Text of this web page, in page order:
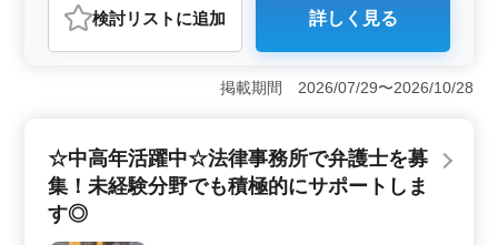
おすすめポイント
＜経験を活かせる環境＞ 離婚問題や交通事故、不動産
問題、遺言など多岐にわたる案件に対応していただきま
す。中高年が活躍する事務所で、今までの経験を存分に
す。週休2日制で、残業は少なめです。取手駅近くで、通
勤も便利な環境が整っています。 ＜福利厚生とサポ
ート＞ 社会保険完備のほか、個人案件の受任も可能で
す。弁護士費用は事務所が負担するため、安心して業務
検討リスト に追加 詳しく見る
掲載期間 2026/07/29〜2026/10/28
☆中高年活躍中☆法律事務所で弁護士を募
集！未経験分野でも積極的にサポートしま
す◎